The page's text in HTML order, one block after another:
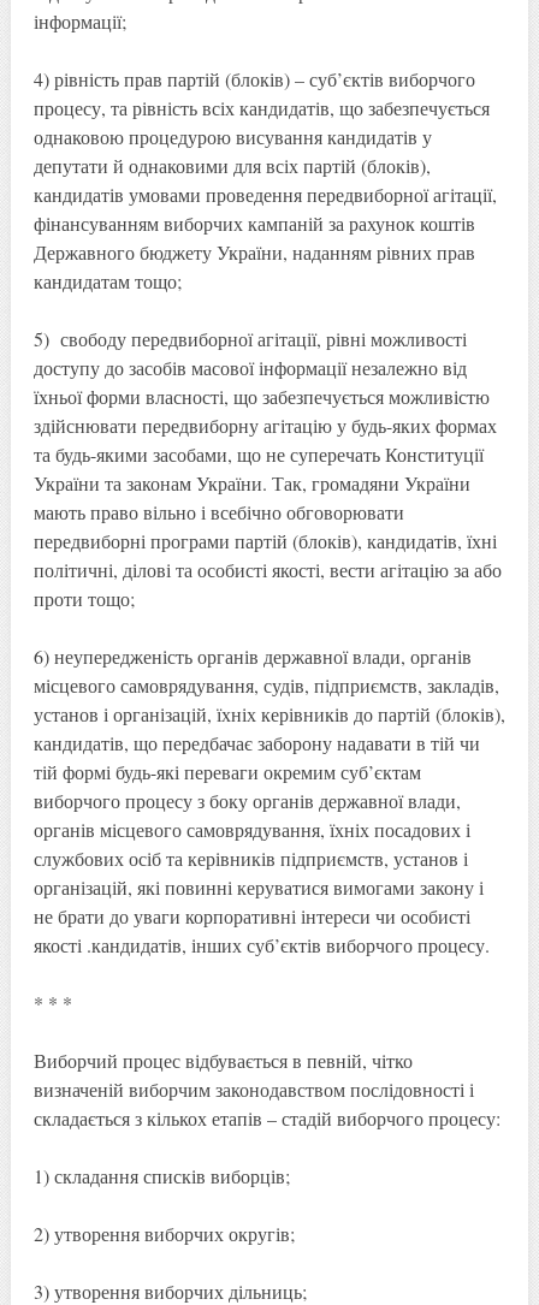
інформації;
4) рівність прав партій (блоків) – суб’єктів виборчого
процесу, та рівність всіх кандидатів, що забезпечується
однаковою процедурою висування кандидатів у
депутати й однаковими для всіх партій (блоків),
кандидатів умовами проведення передвиборної агітації,
фінансуванням виборчих кампаній за рахунок коштів
Державного бюджету України, наданням рівних прав
кандидатам тощо;
5) свободу передвиборної агітації, рівні можливості
доступу до засобів масової інформації незалежно від
їхньої форми власності, що забезпечується можливістю
здійснювати передвиборну агітацію у будь-яких формах
та будь-якими засобами, що не суперечать Конституції
України та законам України. Так, громадяни України
мають право вільно і всебічно обговорювати
передвиборні програми партій (блоків), кандидатів, їхні
політичні, ділові та особисті якості, вести агітацію за або
проти тощо;
6) неупередженість органів державної влади, органів
місцевого самоврядування, судів, підприємств, закладів,
установ і організацій, їхніх керівників до партій (блоків),
кандидатів, що передбачає заборону надавати в тій чи
тій формі будь-які переваги окремим суб’єктам
виборчого процесу з боку органів державної влади,
органів місцевого самоврядування, їхніх посадових і
службових осіб та керівників підприємств, установ і
організацій, які повинні керуватися вимогами закону і
не брати до уваги корпоративні інтереси чи особисті
якості .кандидатів, інших суб’єктів виборчого процесу.
* * *
Виборчий процес відбувається в певній, чітко
визначеній виборчим законодавством послідовності і
складається з кількох етапів – стадій виборчого процесу:
1) складання списків виборців;
2) утворення виборчих округів;
3) утворення виборчих дільниць;